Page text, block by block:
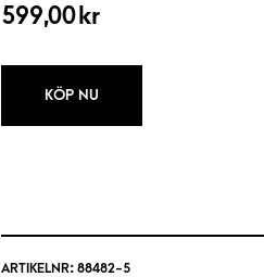
599,00 kr
KÖP NU
ARTIKELNR: 88482-5